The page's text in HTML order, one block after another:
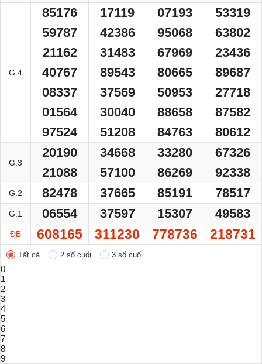
G.4
85176
59787
21162
40767
08337
01564
97524
17119
42386
31483
89543
37569
30040
51208
07193
95068
67969
80665
50953
88658
84763
53319
63802
23436
89687
27718
87582
80612
G.3
20190
21088
34668
57100
33280
86269
67326
92338
G.2 82478 37665 85191 78517
G.1 06554 37597 15307 49583
ĐB 608165 311230 778736 218731
Tất cả 2 số cuối 3 số cuối
0
1
2
3
4
5
6
7
8
9